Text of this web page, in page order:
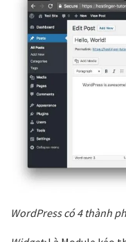
WordPress có 4 thành